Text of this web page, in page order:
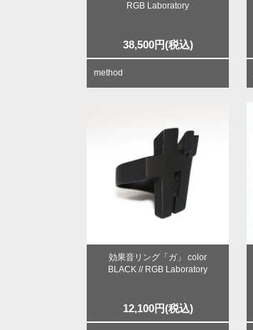
RGB Laboratory
38,500円(税込)
method
効果音リング「ガ」 color
BLACK // RGB Laboratory
12,100円(税込)